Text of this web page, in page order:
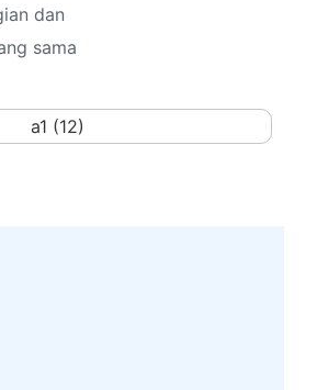
dan
sama